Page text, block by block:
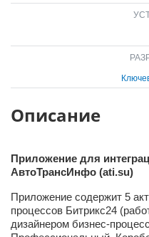
Описание
Приложение для
АвтоТрансИнфо (ati.su)
Приложение содержит 5
процессов Битрикс24
дизайнером бизнес-